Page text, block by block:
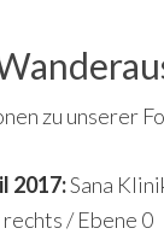
zu unserer
2017:Sana
/ Ebene